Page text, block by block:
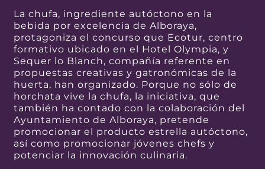
La chufa, ingrediente autóctono en la
bebida por excelencia de Alboraya,
protagoniza el concurso que Ecotur, centro
formativo ubicado en el Hotel Olympia, y
Sequer lo Blanch, compañía referente en
propuestas creativas y gatronómicas de la
huerta, han organizado. Porque no sólo de
horchata vive la chufa, la iniciativa, que
también ha contado con la colaboración del
Ayuntamiento de Alboraya, pretende
promocionar el producto estrella autóctono,
así como promocionar jóvenes chefs y
potenciar la innovación culinaria.